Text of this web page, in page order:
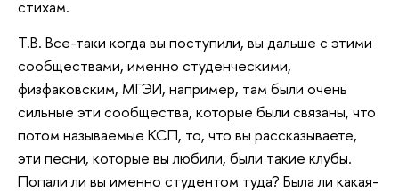
стихам.
Т.В. Все-таки когда вы поступили, вы дальше с этими
сообществами, именно студенческими,
физфаковским, МГЭИ, например, там были очень
сильные эти сообщества, которые были связаны, что
потом называемые КСП, то, что вы рассказываете,
эти песни, которые вы любили, были такие клубы.
Попали ли вы именно студентом туда? Была ли какая-